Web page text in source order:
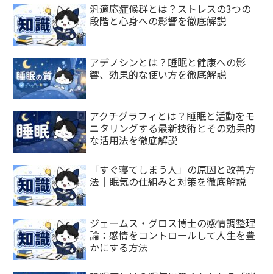
汎適応症候群とは？ストレスの3つの
段階と心身への影響を徹底解説
アデノシンとは？睡眠と健康への影
響、効果的な使い方を徹底解説
アクチグラフィとは？睡眠と活動をモ
ニタリングする最新技術とその効果的
な活用法を徹底解説
「すぐ寝てしまう人」の原因と改善方
法｜眠気の仕組みと対策を徹底解説
ジェームス・グロス博士の感情調整理
論：感情をコントロールして人生を豊
かにする方法